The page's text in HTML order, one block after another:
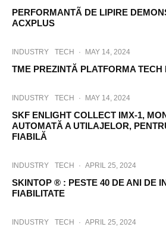
PERFORMANTÃ DE LIPIRE
ACXPLUS
INDUSTRY TECH · MAY 14, 2024
TME PREZINTĂ PLATFORMA TECH
INDUSTRY TECH · MAY 14, 2024
SKF ENLIGHT COLLECT IMX-1,
AUTOMATĂ A UTILAJELOR,
FIABILĂ
INDUSTRY TECH · APRIL 25, 2024
SKINTOP ® : PESTE 40 DE ANI DE
FIABILITATE
INDUSTRY TECH · APRIL 25, 2024